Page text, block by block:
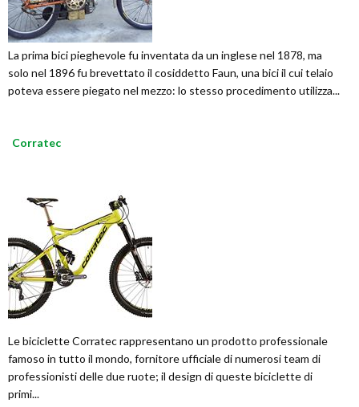
La prima bici pieghevole fu inventata da un inglese nel 1878, ma
solo nel 1896 fu brevettato il cosiddetto Faun, una bici il cui telaio
poteva essere piegato nel mezzo: lo stesso procedimento utilizza...
Corratec
Le biciclette Corratec rappresentano un prodotto professionale
famoso in tutto il mondo, fornitore ufficiale di numerosi team di
professionisti delle due ruote; il design di queste biciclette di
primi...